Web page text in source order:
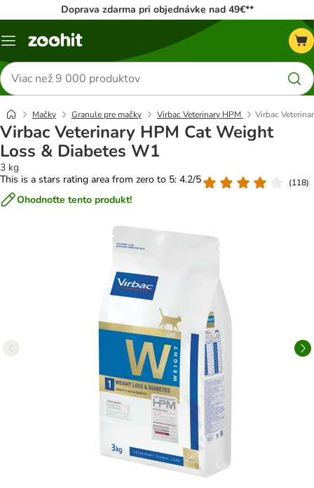
Doprava zdarma pri objednávke nad 49€**
Kategórie
Hľadať
produkty
Mačky Granule pre mačky Virbac Veterinary HPM Virbac
Virbac Veterinary HPM Cat Weight
Loss & Diabetes W1
3 kg
This is a stars rating area from zero to 5: 4.2/5
(118)
Ohodnoťte tento produkt!